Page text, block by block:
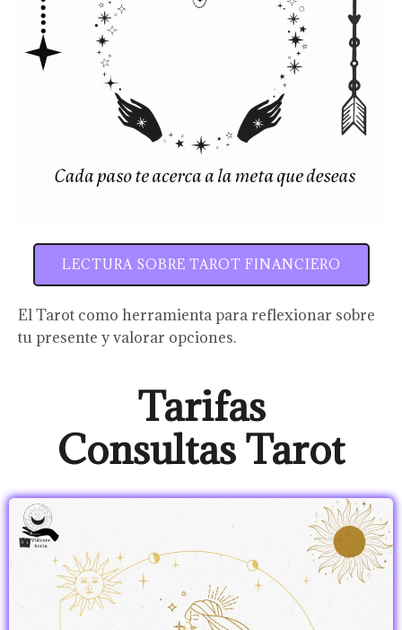
LECTURA SOBRE TAROT FINANCIERO
El Tarot como herramienta para reflexionar sobre
tu presente y valorar opciones.
Tarifas
ConsultasTarot